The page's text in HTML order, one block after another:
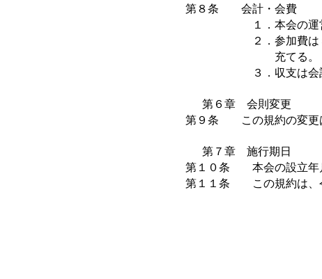
第８条 会計・会費
１．本会の運営及び事
２．参加費は５００
充てる。
３．収支は会計監査
第６章 会則変更
第９条 この規約の変更は
第７章 施行期日
第１０条 本会の設立年月
第１１条 この規約は、令